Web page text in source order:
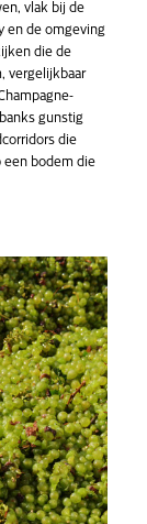
vlak bij de
en de omgeving
die de
vergelijkbaar
gunstig
die
een bodem die